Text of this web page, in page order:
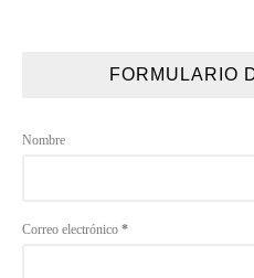
FORMULARIO
Nombre
Correo electrónico *